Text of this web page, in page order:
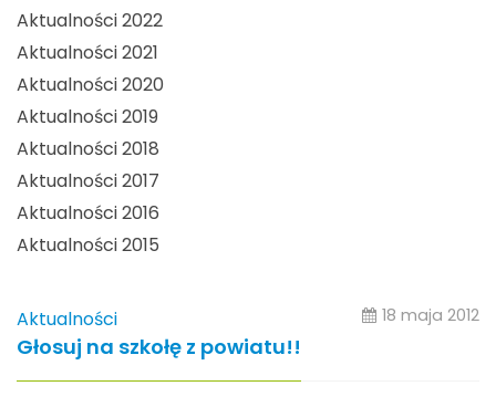
Aktualności 2022
Aktualności 2021
Aktualności 2020
Aktualności 2019
Aktualności 2018
Aktualności 2017
Aktualności 2016
Aktualności 2015
Aktualności 18 maja 2012
Głosuj na szkołę z powiatu!!